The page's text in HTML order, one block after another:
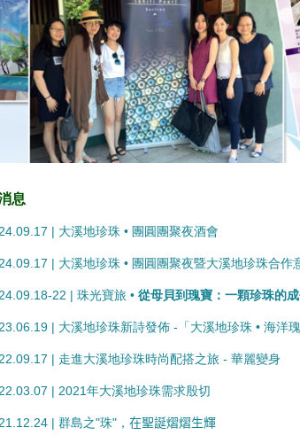
息
| 大溪地珍珠 • 團圓團聚夜酒會
| 大溪地珍珠 • 團圓團聚夜暨大溪地珍珠合作
22 | 珠光寶旅 • 從母貝到瑰寶：一顆珍珠的
| 大溪地珍珠新詩發佈 -「大溪地珍珠 • 海洋瑰
| 走進大溪地珍珠時尚配搭之旅 - 華麗變身
| 2021年大溪地珍珠需求殷切
| 群島之"珠"， 在聖誕熠熠生輝